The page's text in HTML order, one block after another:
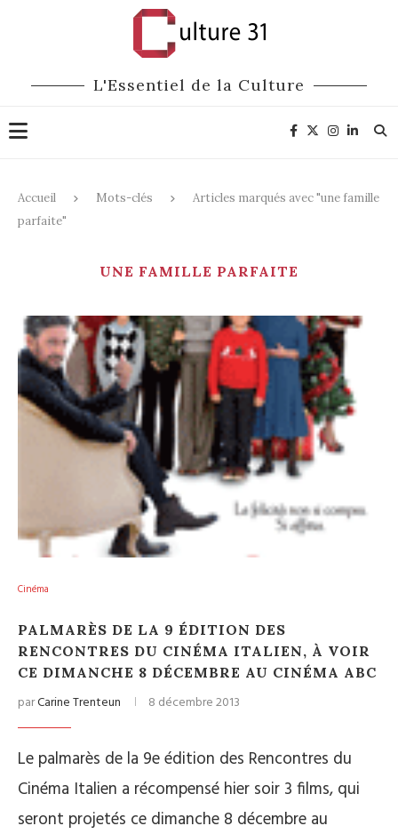
L'Essentiel de la Culture
Accueil Mots-clés
Articles marqués avec "une famille
parfaite"
UNE FAMILLE PARFAITE
Cinéma
PALMARÈS DE LA 9 ÉDITION DES
RENCONTRES DU CINÉMA ITALIEN, À VOIR
CE DIMANCHE 8 DÉCEMBRE AU CINÉMA ABC
parCarine Trenteun 8 décembre 2013
Le palmarès de la 9e édition des Rencontres du
Cinéma Italien a récompensé hier soir 3 films, qui
seront projetés ce dimanche 8 décembre au